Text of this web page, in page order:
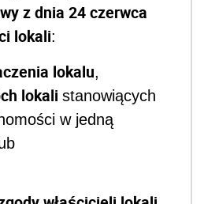
z dnia 24 czerwca
lokali:
lokalu,
lokali stanowiących
w jedną